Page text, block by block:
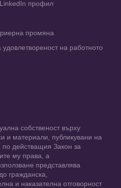
профил
промяна
на работното
собственост върху
и материали, публикувани на
по действащия Закон за
му права, а
представлява
гражданска,
и наказателна отговорност